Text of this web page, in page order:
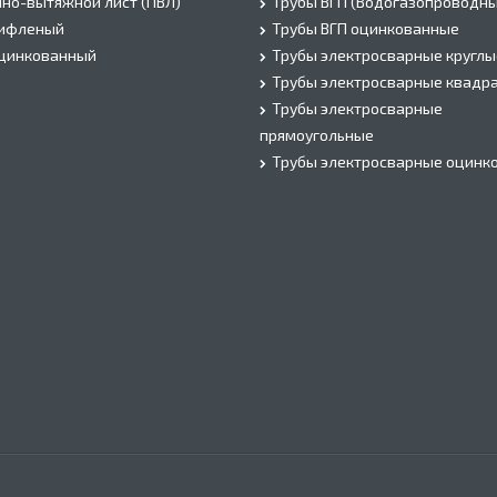
Трубы ВГП оцинкованные
Трубы электросварные
Трубы электросварные
Трубы электросварные
прямоугольные
Трубы электросварные